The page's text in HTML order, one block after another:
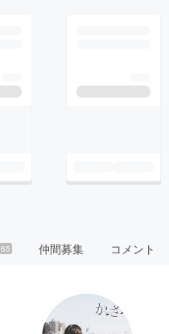
65 仲間募集 コメント